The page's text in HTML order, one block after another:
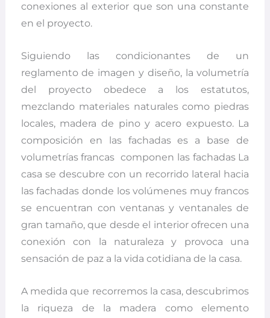
conexiones al exterior que son una constante
en el proyecto.
Siguiendo las condicionantes de un
reglamento de imagen y diseño, la volumetría
del proyecto obedece a los estatutos,
mezclando materiales naturales como piedras
locales, madera de pino y acero expuesto. La
composición en las fachadas es a base de
volumetrías francas componen las fachadas La
casa se descubre con un recorrido lateral hacia
las fachadas donde los volúmenes muy francos
se encuentran con ventanas y ventanales de
gran tamaño, que desde el interior ofrecen una
conexión con la naturaleza y provoca una
sensación de paz a la vida cotidiana de la casa.
A medida que recorremos la casa, descubrimos
la riqueza de la madera como elemento